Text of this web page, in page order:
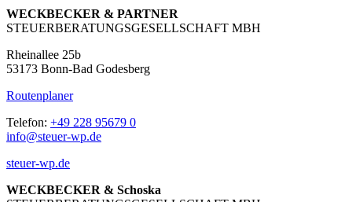
WECKBECKER & PARTNER
STEUERBERATUNGSGESELLSCHAFT MBH
Rheinallee 25b
53173 Bonn-Bad Godesberg
Routenplaner
Telefon: +49 228 95679 0
info@steuer-wp.de
steuer-wp.de
WECKBECKER & Schoska